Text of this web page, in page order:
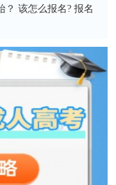
？ 该怎么报名? 报名